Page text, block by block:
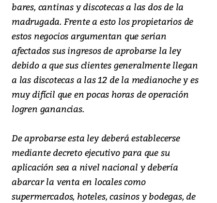
bares, cantinas y discotecas a las dos de la
madrugada. Frente a esto los propietarios de
estos negocios argumentan que serian
afectados sus ingresos de aprobarse la ley
debido a que sus clientes generalmente llegan
a las discotecas a las 12 de la medianoche y es
muy difícil que en pocas horas de operación
logren ganancias.
De aprobarse esta ley deberá establecerse
mediante decreto ejecutivo para que su
aplicación sea a nivel nacional y debería
abarcar la venta en locales como
supermercados, hoteles, casinos y bodegas, de